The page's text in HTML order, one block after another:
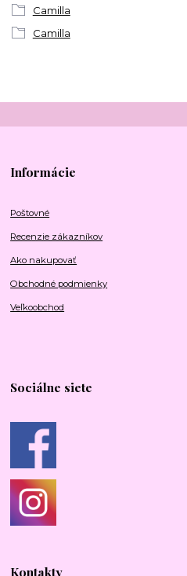
Camilla
Camilla
Informácie
Poštovné
Recenzie zákazníkov
Ako nakupovať
Obchodné podmienky
Veľkoobchod
Sociálne siete
Kontakty